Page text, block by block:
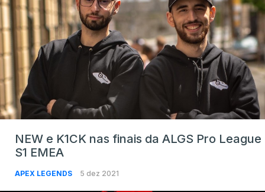
NEW e K1CK nas finais da ALGS Pro League
S1 EMEA
APEX LEGENDS 5 dez 2021